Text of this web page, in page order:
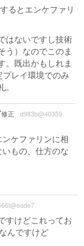
るとエンケファリ
はないですし技術
う）なのでこのま
。既出かもしれま
レイ環境でのみ
修正 d983b@40359
ケファリンに相
もの、仕方のな
すけどこれってお
んですけど